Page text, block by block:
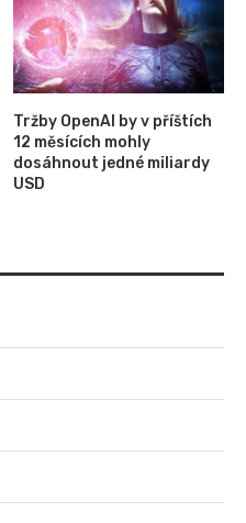
Tržby OpenAI by v příštích
12 měsících mohly
dosáhnout jedné miliardy
USD